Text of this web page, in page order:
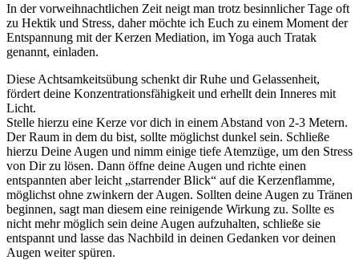
In der vorweihnachtlichen Zeit neigt man trotz besinnlicher Tage oft
zu Hektik und Stress, daher möchte ich Euch zu einem Moment der
Entspannung mit der Kerzen Mediation, im Yoga auch Tratak
genannt, einladen.
Diese Achtsamkeitsübung schenkt dir Ruhe und Gelassenheit,
fördert deine Konzentrationsfähigkeit und erhellt dein Inneres mit
Licht.
Stelle hierzu eine Kerze vor dich in einem Abstand von 2-3 Metern.
Der Raum in dem du bist, sollte möglichst dunkel sein. Schließe
hierzu Deine Augen und nimm einige tiefe Atemzüge, um den Stress
von Dir zu lösen. Dann öffne deine Augen und richte einen
entspannten aber leicht „starrender Blick“ auf die Kerzenflamme,
möglichst ohne zwinkern der Augen. Sollten deine Augen zu Tränen
beginnen, sagt man diesem eine reinigende Wirkung zu. Sollte es
nicht mehr möglich sein deine Augen aufzuhalten, schließe sie
entspannt und lasse das Nachbild in deinen Gedanken vor deinen
Augen weiter spüren.